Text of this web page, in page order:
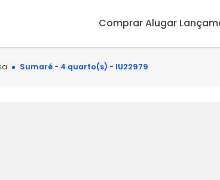
ComprarAlugar
Sumaré - 4 quarto(s) - IU22979